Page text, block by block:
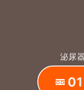
泌尿